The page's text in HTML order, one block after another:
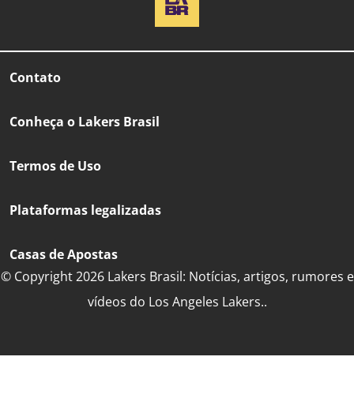
Contato
Conheça o Lakers Brasil
Termos de Uso
Plataformas legalizadas
Casas de Apostas
© Copyright 2026 Lakers Brasil: Notícias, artigos, rumores e
vídeos do Los Angeles Lakers..